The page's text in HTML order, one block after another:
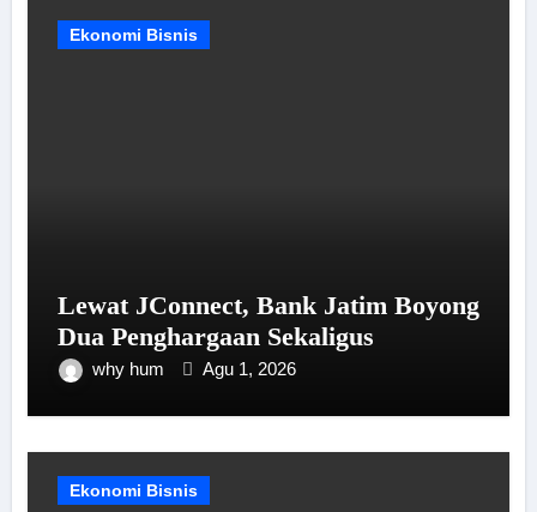
Ekonomi Bisnis
Lewat JConnect, Bank Jatim Boyong
Dua Penghargaan Sekaligus
why hum Agu 1, 2026
Ekonomi Bisnis